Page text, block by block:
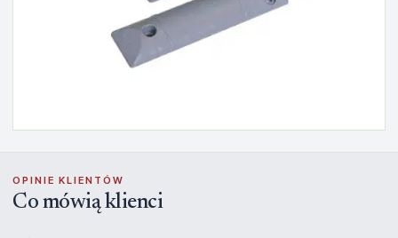
OPINIE KLIENTÓW
Co mówią klienci